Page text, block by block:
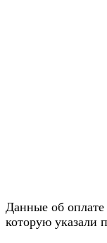
Данные об
которую указали